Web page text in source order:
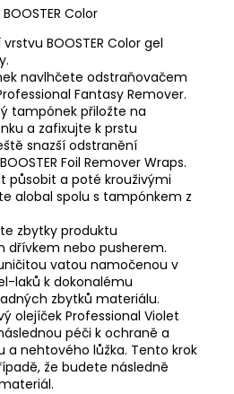
Color
BOOSTER Color gel
navlhčete odstraňovačem
Fantasy Remover.
tampónek přiložte na
a zafixujte k prstu
snazší odstranění
BOOSTER Foil Remover Wraps.
působit a poté krouživými
alobal spolu s tampónkem z
zbytky produktu
dřívkem nebo pusherem.
vatou namočenou v
laků k dokonalému
zbytků materiálu.
olejíček Professional Violet
péči k ochraně a
a nehtového lůžka. Tento krok
že budete následně